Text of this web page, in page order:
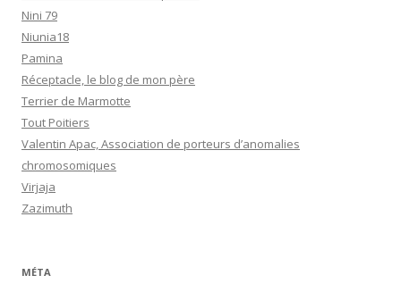
Nini 79
Niunia18
Pamina
Réceptacle, le blog de mon père
Terrier de Marmotte
Tout Poitiers
Valentin Apac, Association de porteurs d’anomalies
chromosomiques
Virjaja
Zazimuth
MÉTA